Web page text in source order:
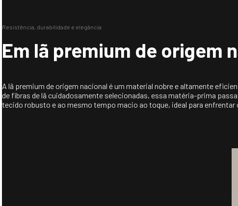
Resistência, durabilidade e elegância
Em lã premium de origem
A lã premium de origem nacional é um material nobre e altamente
de fibras de lã cuidadosamente selecionadas, essa matéria-prima
tecido robusto e ao mesmo tempo macio ao toque, ideal para